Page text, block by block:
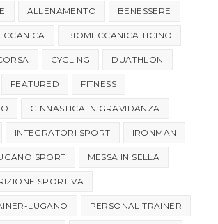
ALLENAMENTO BENESSERE
BIOMECCANICA TICINO
CYCLING DUATHLON
FEATURED FITNESS
GINNASTICA IN GRAVIDANZA
INTEGRATORI SPORT IRONMAN
SPORT MESSA IN SELLA
SPORTIVA
LUGANO PERSONAL TRAINER